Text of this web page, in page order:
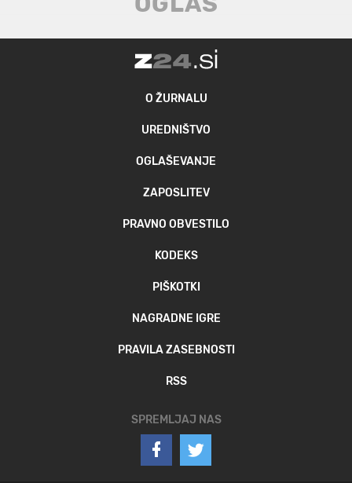
O ŽURNALU
UREDNIŠTVO
OGLAŠEVANJE
ZAPOSLITEV
PRAVNO OBVESTILO
KODEKS
PIŠKOTKI
NAGRADNE IGRE
PRAVILA ZASEBNOSTI
RSS
SPREMLJAJ NAS